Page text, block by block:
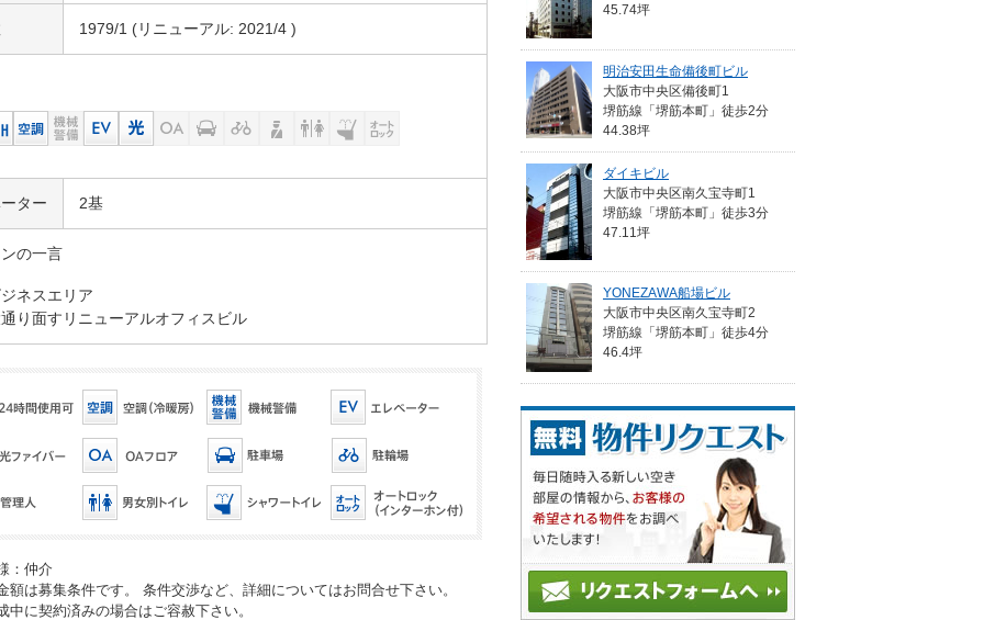
1979/1 (リニューアル: 2021/4 )
ター 2基
の一言
ネスエリア
り面すリニューアルオフィスビル
：仲介
は募集条件です。 条件交渉など、詳細についてはお問合せ下さい。
に契約済みの場合はご容赦下さい。
45.74坪
明治安田生命備後町ビル
大阪市中央区備後町1
堺筋線「堺筋本町」徒歩2分
44.38坪
ダイキビル
大阪市中央区南久宝寺町1
堺筋線「堺筋本町」徒歩3分
47.11坪
YONEZAWA船場ビル
大阪市中央区南久宝寺町2
堺筋線「堺筋本町」徒歩4分
46.4坪